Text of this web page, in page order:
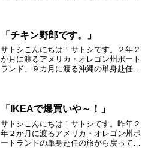
て、２０２１年３月９日より東...
「チキン野郎です。」
サトシこんにちは！サトシです。２年２
か月に渡るアメリカ・オレゴン州ポート
ランド、９カ月に渡る沖縄の単身赴任の
品川区南大井で不動産を主...
「IKEAで爆買いや～！」
サトシこんにちは！サトシです。昨年２
年２か月に渡るアメリカ・オレゴン州ポ
ートランドの単身赴任の旅から戻ってき